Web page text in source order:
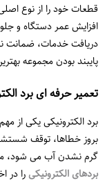
قطعات خود را از نوع
افزایش عمر دستگاه و
دریافت خدمات، ضمانت
پایبند بودن مجموعه
تعمیر حرفه ای برد
برد الکترونیکی یکی از
بروز خطاها، توقف
گرم نشدن آب می شود،
بردهای الکترونیکیرا در